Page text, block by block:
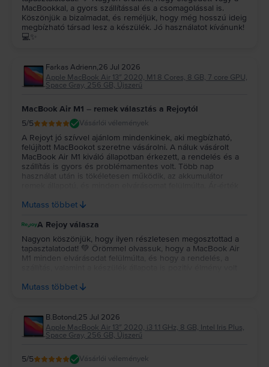
MacBookkal, a gyors szállítással és a csomagolással is.
Köszönjük a bizalmadat, és reméljük, hogy még hosszú ideig
megbízható társad lesz a készülék. Jó használatot kívánunk!
💻✨
Farkas Adrienn,26 Jul 2026
Apple MacBook Air 13″ 2020, M1 8 Cores, 8 GB, 7 core GPU,
Space Gray, 256 GB, Újszerű
MacBook Air M1 – remek választás a Rejoytól
5/5 Vásárlói vélemények
A Rejoyt jó szívvel ajánlom mindenkinek, aki megbízható,
felújított MacBookot szeretne vásárolni. A náluk vásárolt
MacBook Air M1 kiváló állapotban érkezett, a rendelés és a
szállítás is gyors és problémamentes volt. Több nap
használat után is tökéletesen működik, az akkumulátor
vásárolnék tőlük újra.
Mutass többet
A Rejoy válasza
Nagyon köszönjük, hogy ilyen részletesen megosztottad a
tapasztalatodat! 💚 Örömmel olvassuk, hogy a MacBook Air
M1 minden elvárásodat felülmúlta, és hogy a rendelés, a
jövőben is minket választasz! 💻✨
Mutass többet
B.Botond,25 Jul 2026
Apple MacBook Air 13″ 2020, i3 1.1 GHz, 8 GB, Intel Iris Plus,
Space Gray, 256 GB, Újszerű
5/5 Vásárlói vélemények